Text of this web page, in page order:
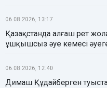
06.08.2026, 13:17
Қазақстанда алғаш рет
ұшқышсыз әуе кемесі әуеге
06.08.2026, 12:40
Димаш Құдайберген